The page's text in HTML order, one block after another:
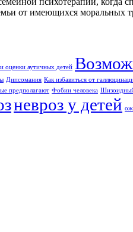
от имеющихся
оценки аутичных детей
Дипсомания Как избавиться от
предполагают Фобии человека
невроз у детей